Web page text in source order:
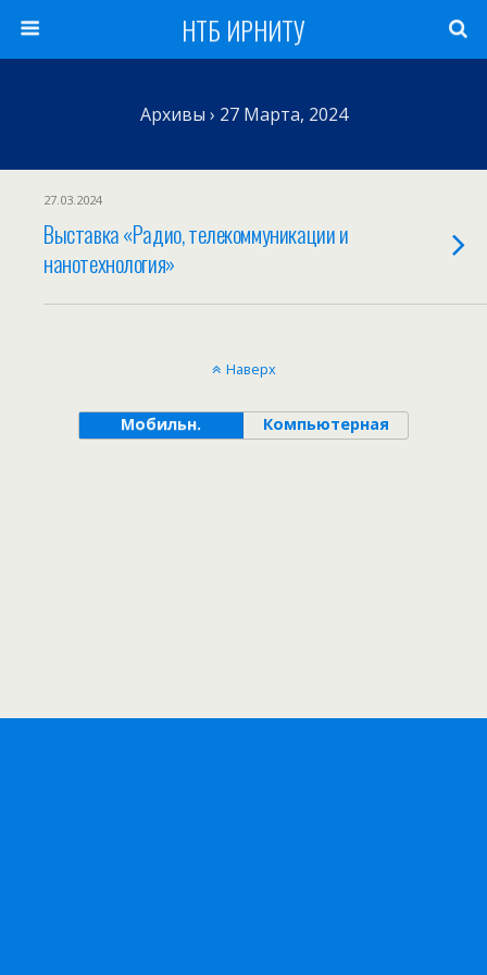
НТБ ИРНИТУ
Архивы › 27 Марта, 2024
27.03.2024
Выставка «Радио, телекоммуникации и
нанотехнология»
Наверх
Мобильн. Компьютерная